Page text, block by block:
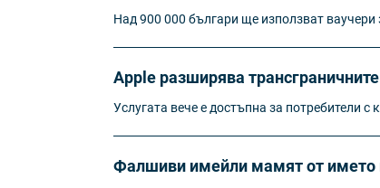
Над 900 000 българи ще използват ваучери
Apple разширява
Услугата вече е достъпна за потребители
Фалшиви имейли мамят от името